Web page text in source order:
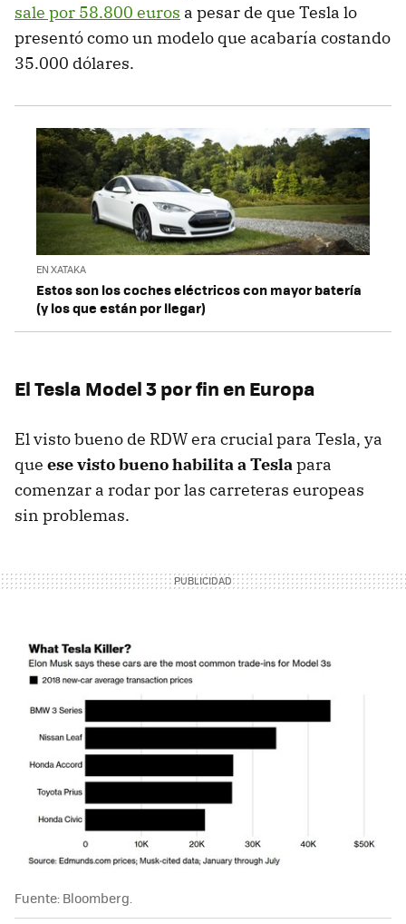
sale por 58.800 euros a pesar de que Tesla lo
presentó como un modelo que acabaría costando
35.000 dólares.
EN XATAKA
Estos son los coches eléctricos con mayor batería
(y los que están por llegar)
El Tesla Model 3 por fin en Europa
El visto bueno de RDW era crucial para Tesla, ya
que ese visto bueno habilita a Teslapara
comenzar a rodar por las carreteras europeas
sin problemas.
Fuente: Bloomberg.